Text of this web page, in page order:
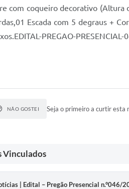
com coqueiro decorativo (Altura
Escada com 5 degraus +
PREGAO-
NÃO GOSTEI Seja o primeiro a curtir esta
Vinculados
| Edital – Pregão Presencial n.°046/